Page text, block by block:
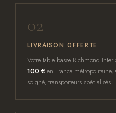
02
LIVRAISON OFFERTE
Votre table basse Richmond
100 € en France
soigné, transporteurs spécialisés.